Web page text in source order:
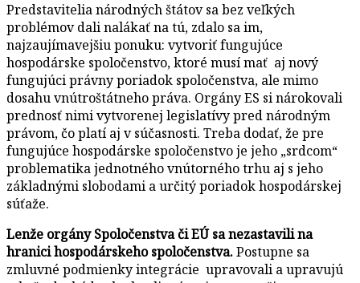
Predstavitelia národných štátov sa bez veľkých
problémov dali nalákať na tú, zdalo sa im,
najzaujímavejšiu ponuku: vytvoriť fungujúce
hospodárske spoločenstvo, ktoré musí mať aj nový
fungujúci právny poriadok spoločenstva, ale mimo
dosahu vnútroštátneho práva. Orgány ES si nárokovali
prednosť nimi vytvorenej legislatívy pred národným
právom, čo platí aj v súčasnosti. Treba dodať, že pre
fungujúce hospodárske spoločenstvo je jeho „srdcom“
problematika jednotného vnútorného trhu aj s jeho
základnými slobodami a určitý poriadok hospodárskej
súťaže.
Lenže orgány Spoločenstva či EÚ sa nezastavili na
hranici hospodárskeho spoločenstva.Postupne sa
zmluvné podmienky integrácie upravovali a upravujú